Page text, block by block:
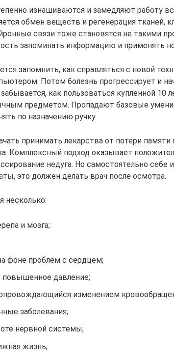
изнашиваются и замедляют работу
обмен веществ и регенерация тканей,
связи тоже становятся не такими
запоминать информацию и применять
запомнить, как справляться с новой
Потом болезнь прогрессирует и
как пользоваться купленной 10
предметом. Пропадают базовые
по назначению ручку.
принимать лекарства от потери памяти
Комплексный подход оказывает
недуга. Но самостоятельно себе
это должен делать врач после осмотра.
несколько:
и мозга;
фоне проблем с сердцем;
повышенное давление;
изменением
заболевания;
нервной системы;
жизнь;